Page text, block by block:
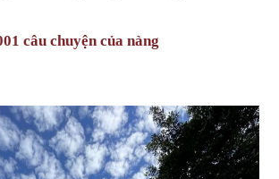
câu chuyện của nàng